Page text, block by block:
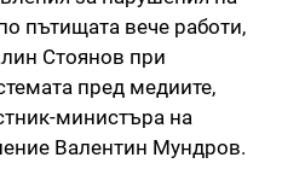
пътищата вече работи,
Стоянов при
пред медиите,
министъра на
Валентин Мундров.